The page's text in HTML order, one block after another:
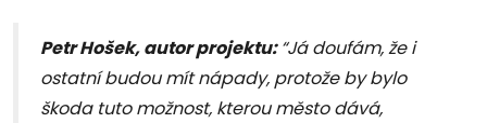
Petr Hošek, autor projektu:“Já doufám, že i
ostatní budou mít nápady, protože by bylo
škoda tuto možnost, kterou město dává,